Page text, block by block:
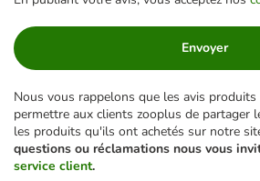
Envoyer
Nous vous rappelons que les avis
permettre aux clients zooplus de partager
les produits qu'ils ont achetés sur notre
questions ou réclamations nous vous
service client.